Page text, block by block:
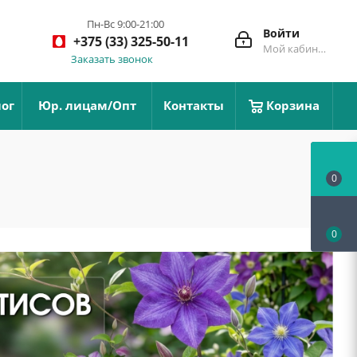
Войти
Мой кабинет
Пн-Вс 9:00-21:00
+375 (33) 325-50-11
Заказать звонок
Юр. лицам/Опт Контакты Корзина
0
0